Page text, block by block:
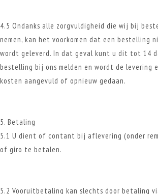
4.5 Ondanks alle zorgvuldigheid die wij bij
nemen, kan het voorkomen dat een bestelling
wordt geleverd. In dat geval kunt u dit tot 14
bestelling bij ons melden en wordt de levering
kosten aangevuld of opnieuw gedaan.
5. Betaling
5.1 U dient of contant bij aflevering (onder
of giro te betalen.
5.2 Vooruitbetaling kan slechts door betaling